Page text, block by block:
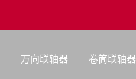
万向联轴器 卷筒联轴器